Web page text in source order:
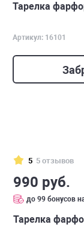
Тарелка
Артикул: 16101
5 5 отзывов
990 руб.
до 99 бонусов
Тарелка